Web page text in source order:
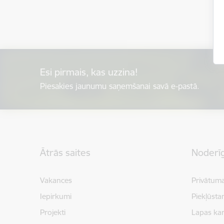
Esi pirmais, kas uzzina!
Piesakies jaunumu saņemšanai savā e-pastā.
Ātrās saites
Vakances
Iepirkumi
Projekti
Lapas